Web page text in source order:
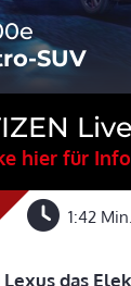
SUV
hier für
1:42 Min.
das